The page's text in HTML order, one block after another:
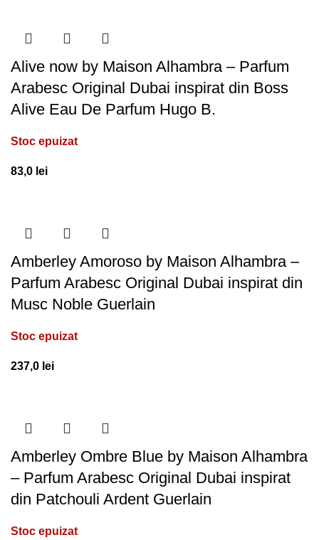
Alive now by Maison Alhambra – Parfum
Arabesc Original Dubai inspirat din Boss
Alive Eau De Parfum Hugo B.
Stoc epuizat
83,0 lei
Amberley Amoroso by Maison Alhambra –
Parfum Arabesc Original Dubai inspirat din
Musc Noble Guerlain
Stoc epuizat
237,0 lei
Amberley Ombre Blue by Maison Alhambra
– Parfum Arabesc Original Dubai inspirat
din Patchouli Ardent Guerlain
Stoc epuizat